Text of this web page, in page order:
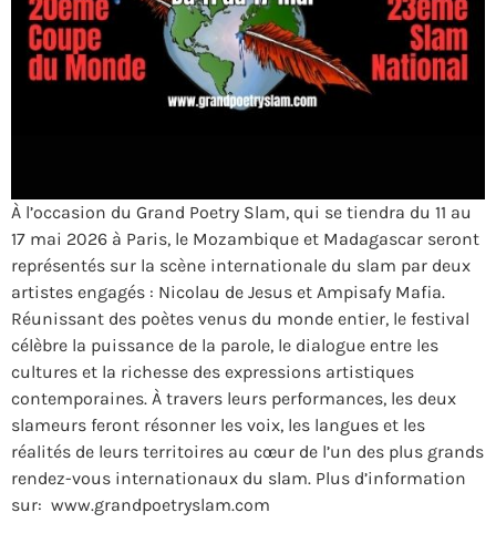
À l’occasion du Grand Poetry Slam, qui se tiendra du 11 au
17 mai 2026 à Paris, le Mozambique et Madagascar seront
représentés sur la scène internationale du slam par deux
artistes engagés : Nicolau de Jesus et Ampisafy Mafia.
Réunissant des poètes venus du monde entier, le festival
célèbre la puissance de la parole, le dialogue entre les
cultures et la richesse des expressions artistiques
contemporaines. À travers leurs performances, les deux
slameurs feront résonner les voix, les langues et les
réalités de leurs territoires au cœur de l’un des plus grands
rendez-vous internationaux du slam. Plus d’information
sur: www.grandpoetryslam.com